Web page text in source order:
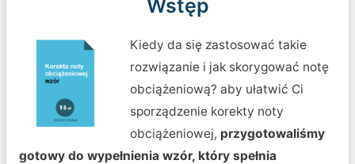
Wstęp
Kiedy da się zastosować takie
rozwiązanie i jak skorygować notę
obciążeniową? aby ułatwić Ci
sporządzenie korekty noty
obciążeniowej, przygotowaliśmy
gotowy do wypełnienia wzór, który spełnia